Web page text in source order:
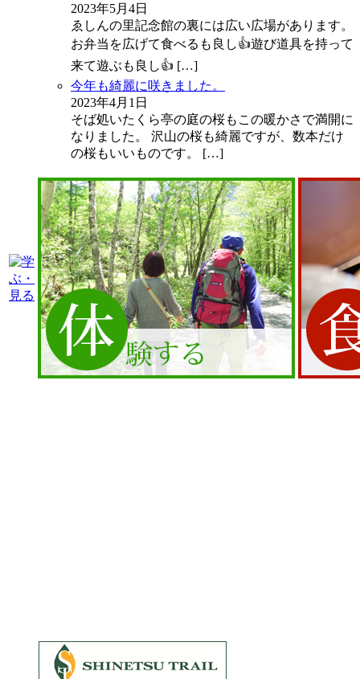
2023年5月4日
ゑしんの里記念館の裏には広い広場があります。
お弁当を広げて食べるも良し👍遊び道具を持って
来て遊ぶも良し👍 […]
今年も綺麗に咲きました。
2023年4月1日
そば処いたくら亭の庭の桜もこの暖かさで満開に
なりました。 沢山の桜も綺麗ですが、数本だけ
の桜もいいものです。
[…]